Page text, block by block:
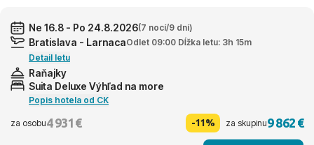
Ne 16.8 - Po 24.8.2026(7 nocí/9 dní)
Bratislava - LarnacaOdlet 09:00 Dĺžka letu: 3h 15m
Detail letu
Raňajky
Suita Deluxe Výhľad na more
Popis hotela od CK
za osobu4 931 € -11% za skupinu9 862 €